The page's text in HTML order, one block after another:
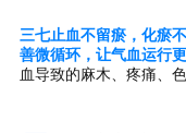
三七止血不留瘀，化瘀
善微循环，让气血运行更
血导致的麻木、疼痛、